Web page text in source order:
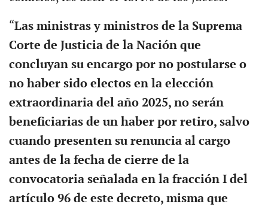
“Las ministras y ministros de la Suprema
Corte de Justicia de la Nación que
concluyan su encargo por no postularse o
no haber sido electos en la elección
extraordinaria del año 2025, no serán
beneficiarias de un haber por retiro, salvo
cuando presenten su renuncia al cargo
antes de la fecha de cierre de la
convocatoria señalada en la fracción I del
artículo 96 de este decreto, misma que